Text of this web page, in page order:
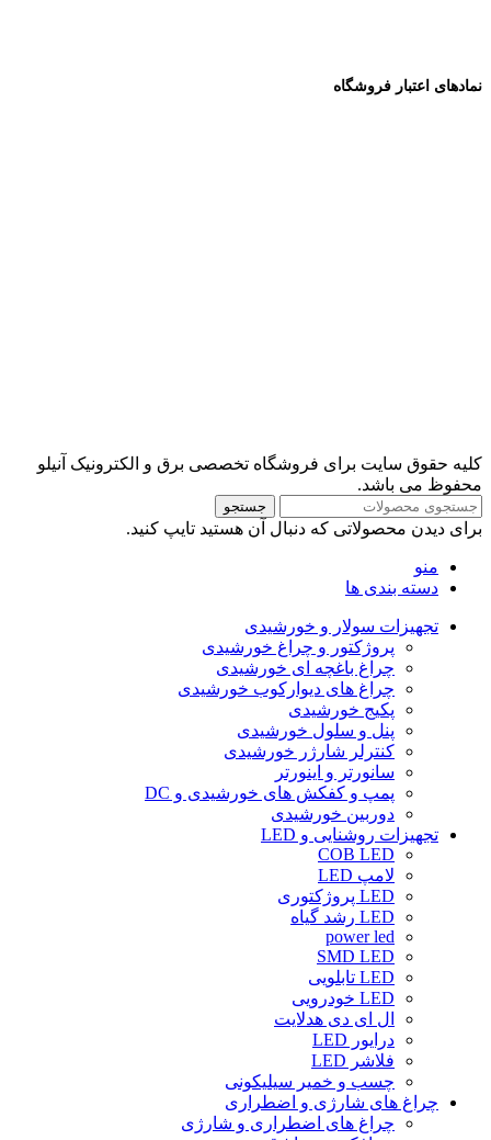
نمادهای اعتبار فروشگاه
کلیه حقوق سایت برای فروشگاه تخصصی برق و الکترونیک آنیلو
محفوظ می باشد.
جستجو
برای دیدن محصولاتی که دنبال آن هستید تایپ کنید.
منو
دسته بندی ها
تجهیزات سولار و خورشیدی
پروژکتور و چراغ خورشیدی
چراغ باغچه ای خورشیدی
چراغ های دیوارکوب خورشیدی
پکیج خورشیدی
پنل و سلول خورشیدی
کنترلر شارژر خورشیدی
سانورتر و اینورتر
پمپ و کفکش های خورشیدی و DC
دوربین خورشیدی
تجهیزات روشنایی و LED
COB LED
لامپ LED
LED پروژکتوری
LED رشد گیاه
power led
SMD LED
LED تابلویی
LED خودرویی
ال ای دی هدلایت
درایور LED
فلاشر LED
چسب و خمیر سیلیکونی
چراغ های شارژی و اضطراری
چراغ های اضطراری و شارژی